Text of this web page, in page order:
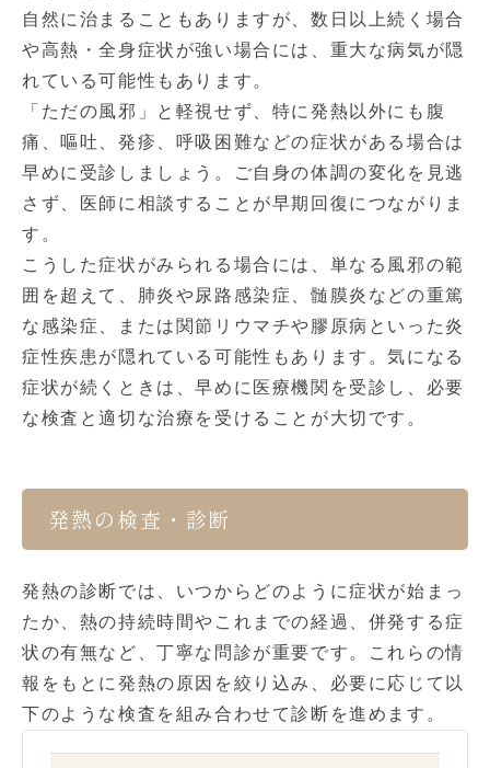
自然に治まることもありますが、数日以上続く場合
や高熱・全身症状が強い場合には、重大な病気が隠
れている可能性もあります。
「ただの風邪」と軽視せず、特に発熱以外にも腹
痛、嘔吐、発疹、呼吸困難などの症状がある場合は
早めに受診しましょう。ご自身の体調の変化を見逃
さず、医師に相談することが早期回復につながりま
す。
こうした症状がみられる場合には、単なる風邪の範
囲を超えて、肺炎や尿路感染症、髄膜炎などの重篤
な感染症、または関節リウマチや膠原病といった炎
症性疾患が隠れている可能性もあります。気になる
症状が続くときは、早めに医療機関を受診し、必要
な検査と適切な治療を受けることが大切です。
発熱の検査・診断
発熱の診断では、いつからどのように症状が始まっ
たか、熱の持続時間やこれまでの経過、併発する症
状の有無など、丁寧な問診が重要です。これらの情
報をもとに発熱の原因を絞り込み、必要に応じて以
下のような検査を組み合わせて診断を進めます。